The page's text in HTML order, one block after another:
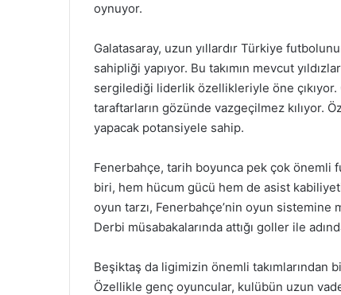
oynuyor.
Galatasaray, uzun yıllardır Türkiye
sahipliği yapıyor. Bu takımın mevcut
sergilediği liderlik özellikleriyle öne çıkıyor.
taraftarların gözünde vazgeçilmez kılıyor.
yapacak potansiyele sahip.
Fenerbahçe, tarih boyunca pek çok önemli
biri, hem hücum gücü hem de asist
oyun tarzı, Fenerbahçe’nin oyun sistemine
Derbi müsabakalarında attığı goller ile
Beşiktaş da ligimizin önemli
Özellikle genç oyuncular, kulübün uzun